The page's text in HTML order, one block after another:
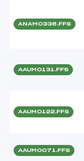
ANAM0336.FFS
AAUM0131.FFS
AAUM0122.FFS
AAUM0071.FFS